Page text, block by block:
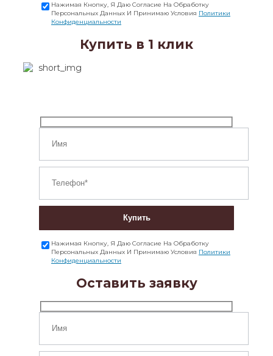
Нажимая Кнопку, Я Даю Согласие На Обработку
Персональных Данных И Принимаю Условия Политики
Конфиденциальности
Купить в 1 клик
Купить
Нажимая Кнопку, Я Даю Согласие На Обработку
Персональных Данных И Принимаю Условия Политики
Конфиденциальности
Оставить заявку